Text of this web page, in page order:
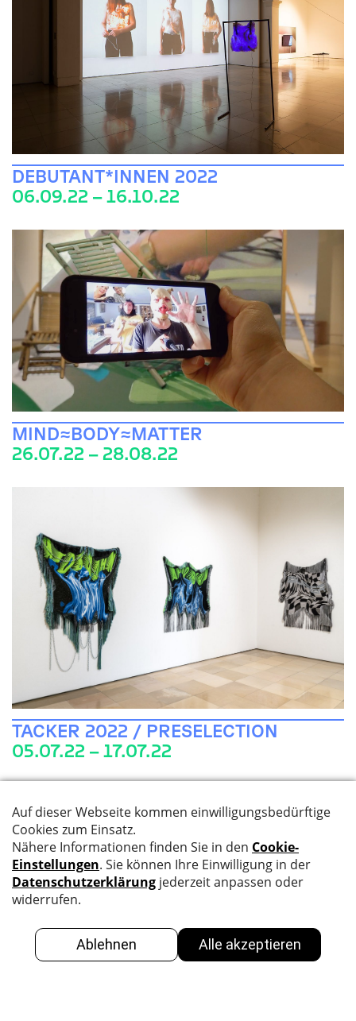
DEBUTANT*INNEN 2022
06.09.22 – 16.10.22
MIND≈BODY≈MATTER
26.07.22 – 28.08.22
TACKER 2022 / PRESELECTION
05.07.22 – 17.07.22